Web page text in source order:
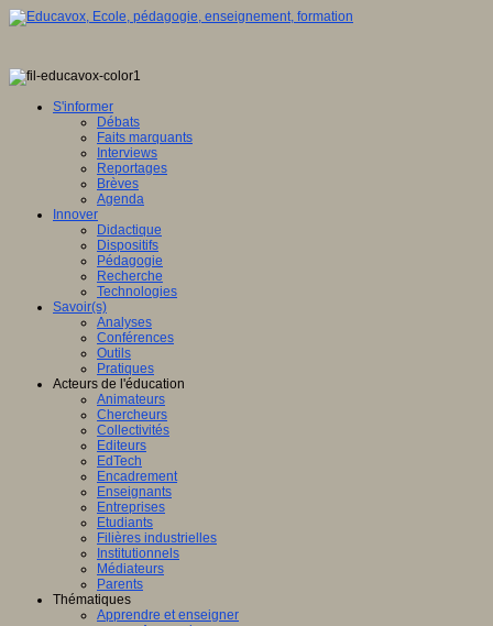
S'informer
Débats
Faits marquants
Interviews
Reportages
Brèves
Agenda
Innover
Didactique
Dispositifs
Pédagogie
Recherche
Technologies
Savoir(s)
Analyses
Conférences
Outils
Pratiques
Acteurs de l'éducation
Animateurs
Chercheurs
Collectivités
Editeurs
EdTech
Encadrement
Enseignants
Entreprises
Etudiants
Filières industrielles
Institutionnels
Médiateurs
Parents
Thématiques
Apprendre et enseigner